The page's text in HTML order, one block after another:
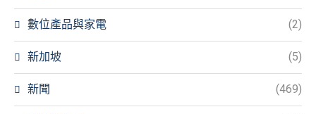
數位產品與家電 (2)
新加坡 (5)
新聞 (469)